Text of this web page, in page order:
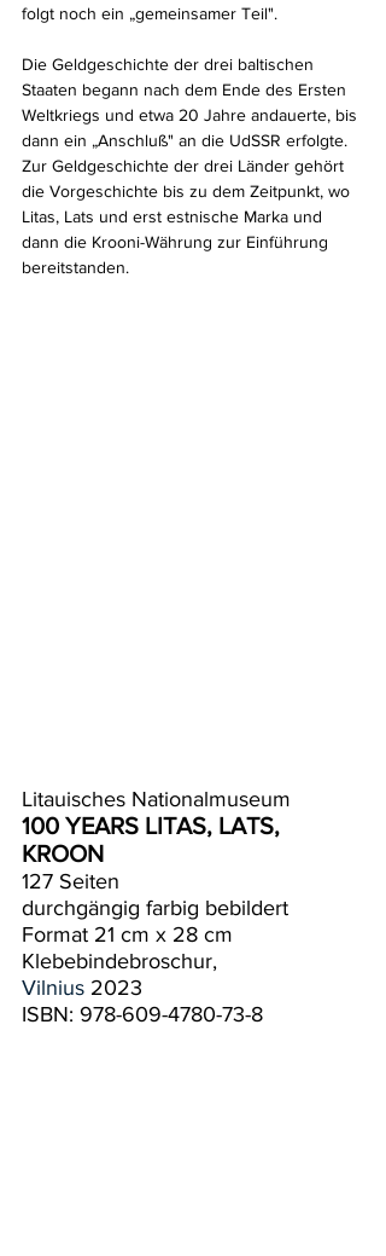
folgt noch ein „gemeinsamer Teil".
Die Geldgeschichte der drei baltischen
Staaten begann nach dem Ende des Ersten
Weltkriegs und etwa 20 Jahre andauerte, bis
dann ein „Anschluß" an die UdSSR erfolgte.
Zur Geldgeschichte der drei Länder gehört
die Vorgeschichte bis zu dem Zeitpunkt, wo
Litas, Lats und erst estnische Marka und
dann die Krooni-Währung zur Einführung
bereitstanden.
Litauisches Nationalmuseum
100 YEARS LITAS, LATS,
KROON
127 Seiten
durchgängig farbig bebildert
Format 21 cm x 28 cm
Klebebindebroschur,
Vilnius 2023
ISBN: 978-609-4780-73-8